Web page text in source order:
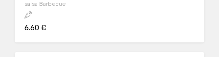
salsa Barbecue
6.60 €